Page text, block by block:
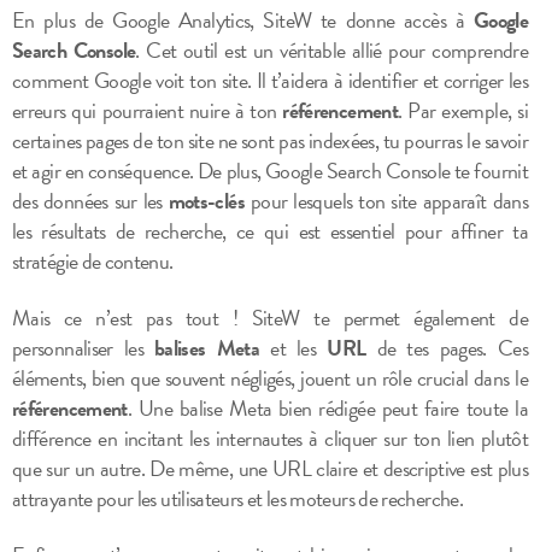
En plus de Google Analytics, SiteW te donne accès à Google
Search Console. Cet outil est un véritable allié pour comprendre
comment Google voit ton site. Il t’aidera à identifier et corriger les
erreurs qui pourraient nuire à ton référencement. Par exemple, si
certaines pages de ton site ne sont pas indexées, tu pourras le savoir
et agir en conséquence. De plus, Google Search Console te fournit
des données sur les mots-cléspour lesquels ton site apparaît dans
les résultats de recherche, ce qui est essentiel pour affiner ta
stratégie de contenu.
Mais ce n’est pas tout ! SiteW te permet également de
personnaliser les balises Meta et les URLde tes pages. Ces
éléments, bien que souvent négligés, jouent un rôle crucial dans le
référencement. Une balise Meta bien rédigée peut faire toute la
différence en incitant les internautes à cliquer sur ton lien plutôt
que sur un autre. De même, une URL claire et descriptive est plus
attrayante pour les utilisateurs et les moteurs de recherche.